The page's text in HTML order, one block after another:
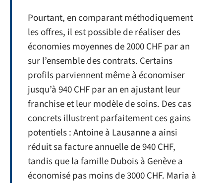
Pourtant, en comparant méthodiquement
les offres, il est possible de réaliser des
économies moyennes de 2000 CHF par an
sur l’ensemble des contrats. Certains
profils parviennent même à économiser
jusqu’à 940 CHF par an en ajustant leur
franchise et leur modèle de soins. Des cas
concrets illustrent parfaitement ces gains
potentiels : Antoine à Lausanne a ainsi
réduit sa facture annuelle de 940 CHF,
tandis que la famille Dubois à Genève a
économisé pas moins de 3000 CHF. Maria à